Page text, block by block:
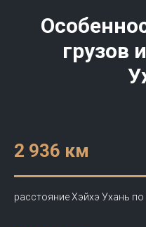
грузов
2 936 км
расстояние Хэйхэ Ухань по